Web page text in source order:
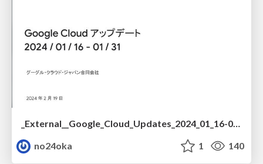
_External__Google_Cloud_Updates_2024_01_16-01_31.pdf
no24oka
1 140